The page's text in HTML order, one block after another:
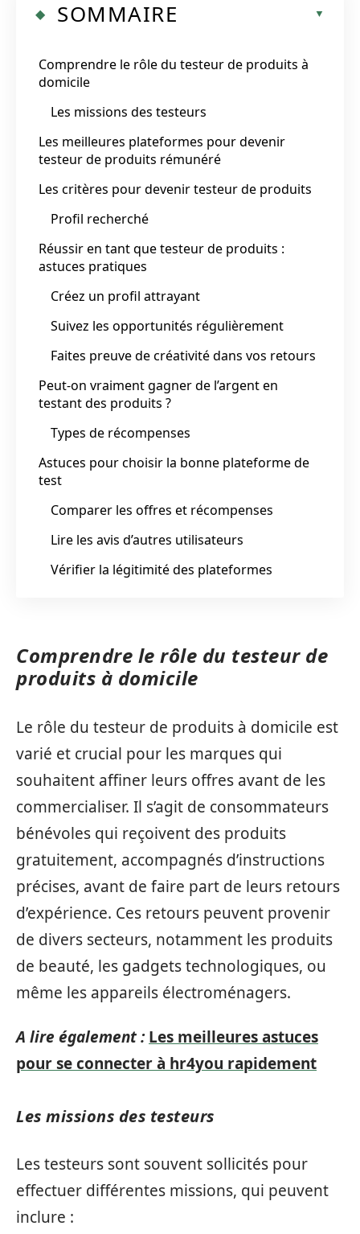
SOMMAIRE
Comprendre le rôle du testeur de produits à
domicile
Les missions des testeurs
Les meilleures plateformes pour devenir
testeur de produits rémunéré
Les critères pour devenir testeur de produits
Profil recherché
Réussir en tant que testeur de produits :
astuces pratiques
Créez un profil attrayant
Suivez les opportunités régulièrement
Faites preuve de créativité dans vos retours
Peut-on vraiment gagner de l’argent en
testant des produits ?
Types de récompenses
Astuces pour choisir la bonne plateforme de
test
Comparer les offres et récompenses
Lire les avis d’autres utilisateurs
Vérifier la légitimité des plateformes
Comprendre le rôle du testeur de
produits à domicile
Le rôle du testeur de produits à domicile est
varié et crucial pour les marques qui
souhaitent affiner leurs offres avant de les
commercialiser. Il s’agit de consommateurs
bénévoles qui reçoivent des produits
gratuitement, accompagnés d’instructions
précises, avant de faire part de leurs retours
d’expérience. Ces retours peuvent provenir
de divers secteurs, notamment les produits
de beauté, les gadgets technologiques, ou
même les appareils électroménagers.
A lire également : Les meilleures astuces
pour se connecter à hr4you rapidement
Les missions des testeurs
Les testeurs sont souvent sollicités pour
effectuer différentes missions, qui peuvent
inclure :